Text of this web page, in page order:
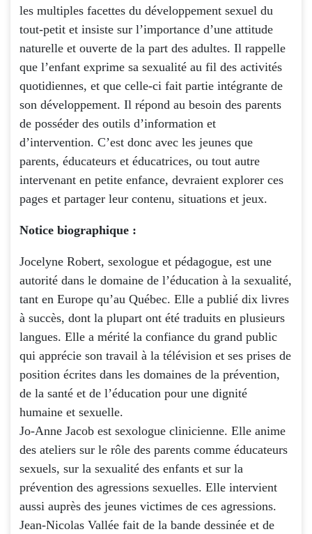
les multiples facettes du développement sexuel du
tout-petit et insiste sur l’importance d’une attitude
naturelle et ouverte de la part des adultes. Il rappelle
que l’enfant exprime sa sexualité au fil des activités
quotidiennes, et que celle-ci fait partie intégrante de
son développement. Il répond au besoin des parents
de posséder des outils d’information et
d’intervention. C’est donc avec les jeunes que
parents, éducateurs et éducatrices, ou tout autre
intervenant en petite enfance, devraient explorer ces
pages et partager leur contenu, situations et jeux.
Notice biographique :
Jocelyne Robert, sexologue et pédagogue, est une
autorité dans le domaine de l’éducation à la sexualité,
tant en Europe qu’au Québec. Elle a publié dix livres
à succès, dont la plupart ont été traduits en plusieurs
langues. Elle a mérité la confiance du grand public
qui apprécie son travail à la télévision et ses prises de
position écrites dans les domaines de la prévention,
de la santé et de l’éducation pour une dignité
humaine et sexuelle.
Jo-Anne Jacob est sexologue clinicienne. Elle anime
des ateliers sur le rôle des parents comme éducateurs
sexuels, sur la sexualité des enfants et sur la
prévention des agressions sexuelles. Elle intervient
aussi auprès des jeunes victimes de ces agressions.
Jean-Nicolas Vallée fait de la bande dessinée et de